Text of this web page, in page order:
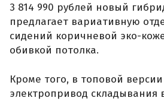
3 814 990 рублей новый
предлагает вариативную
сидений коричневой эко-
обивкой потолка.
Кроме того, в топовой версии
электропривод складывания